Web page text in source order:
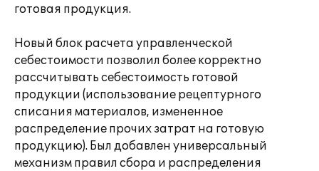
готовая продукция.
Новый блок расчета управленческой
себестоимости позволил более корректно
рассчитывать себестоимость готовой
продукции (использование рецептурного
списания материалов, измененное
распределение прочих затрат на готовую
продукцию). Был добавлен универсальный
механизм правил сбора и распределения